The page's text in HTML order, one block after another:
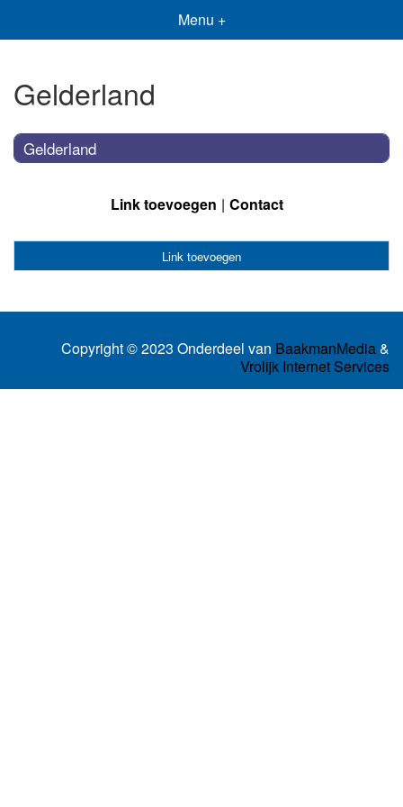
Menu +
Gelderland
Gelderland
Link toevoegen Contact
Link toevoegen
Copyright © 2023 Onderdeel van BaakmanMedia&
Vrolijk Internet Services